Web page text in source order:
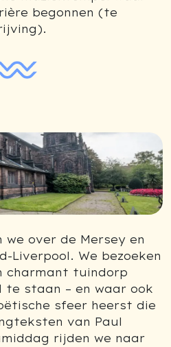
begonnen (te
over de Mersey en
Liverpool. We bezoeken
charmant tuindorp
staan – en waar ook
sfeer heerst die
van Paul
rijden we naar